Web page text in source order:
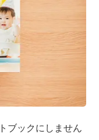
ブックにしません